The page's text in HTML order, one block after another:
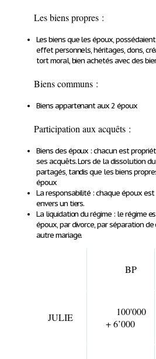
Les biens propres :
Les biens que les époux,
effet personnels, héritages, dons,
tort moral, bien achetés avec des
Biens communs :
Biens appartenant aux 2 époux
Participation aux acquêts :
Biens des époux : chacun est
ses acquêts. Lors de la dissolution
partagés, tandis que les biens
époux
La responsabilité : chaque époux
envers un tiers.
La liquidation du régime : le régime
époux, par divorce, par séparation de
autre mariage.
BP
JULIE
100'000
+ 6’000